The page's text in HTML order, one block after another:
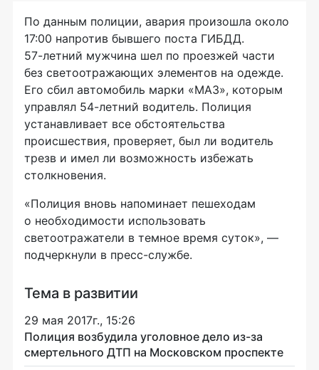
По данным полиции, авария произошла около
17:00 напротив бывшего поста ГИБДД.
57-летний мужчина шел по проезжей части
без светоотражающих элементов на одежде.
Его сбил автомобиль марки «МАЗ», которым
управлял 54-летний водитель. Полиция
устанавливает все обстоятельства
происшествия, проверяет, был ли водитель
трезв и имел ли возможность избежать
столкновения.
«Полиция вновь напоминает пешеходам
о необходимости использовать
светоотражатели в темное время суток», —
подчеркнули в пресс-службе.
Тема в развитии
29 мая 2017г., 15:26
Полиция возбудила уголовное дело из-за
смертельного ДТП на Московском проспекте